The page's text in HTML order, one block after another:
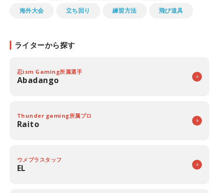
海外大会 立ち回り 練習方法 飛び道具
ライターから探す
忍ism Gaming所属選手
Abadango
Thunder gaming所属プロ
Raito
ウメブラスタッフ
EL